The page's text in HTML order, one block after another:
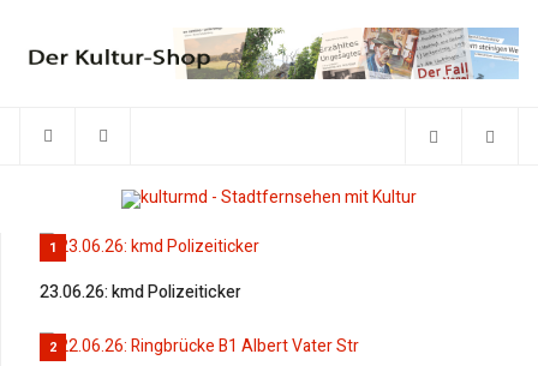
1
23.06.26: kmd Polizeiticker
2